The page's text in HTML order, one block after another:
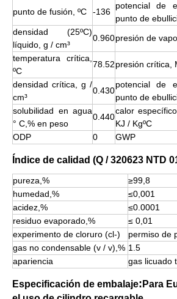
punto de fusión, ºC
-136
potencial de
punto de
densidad (25ºC)
líquido, g / cm³
0.960presión de
temperatura crítica,
ºC
78.52presión crítica,
densidad crítica, g /
cm³
0.430
potencial de
punto de
solubilidad en agua
° C,% en peso
0.440
calor
KJ ​​/ KgºC
ODP 0 GWP
Índice de calidad (Q / 320623 NTD
pureza,%
≥99,8
humedad,%
≤0,001
acidez,%
≤0.0001
residuo evaporado,%
≤ 0,01
experimento de cloruro (cl-)
permiso de
gas no condensable (v / v),% 1.5
apariencia
gas licuado
Especificación de embalaje: Para